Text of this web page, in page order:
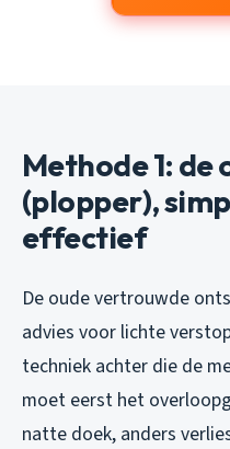
Methode 1:
(plopper),
effectief
De oude vertrouwde
advies voor lichte
techniek achter die de
moet eerst het
natte doek, anders